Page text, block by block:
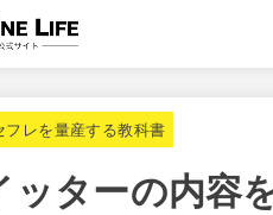
フレを量産する教科書
ッターの内容